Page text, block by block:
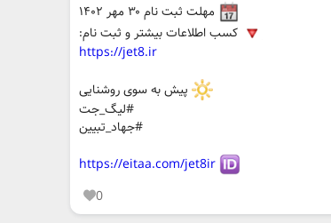
مهلت ثبت نام ۳۰ مهر ۱۴۰۲
کسب اطلاعات بیشتر و ثبت نام:
https://jet8.ir
پیش به سوی روشنایی
#لیگ_جت
#جهاد_تبیین
https://eitaa.com/jet8ir
0